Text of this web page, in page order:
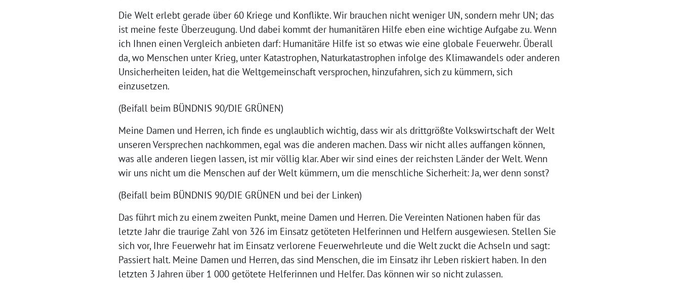
Die Welt erlebt gerade über 60 Kriege und Konflikte. Wir brauchen nicht weniger UN, sondern mehr UN; das
ist meine feste Überzeugung. Und dabei kommt der humanitären Hilfe eben eine wichtige Aufgabe zu. Wenn
ich Ihnen einen Vergleich anbieten darf: Humanitäre Hilfe ist so etwas wie eine globale Feuerwehr. Überall
da, wo Menschen unter Krieg, unter Katastrophen, Naturkatastrophen infolge des Klimawandels oder anderen
Unsicherheiten leiden, hat die Weltgemeinschaft versprochen, hinzufahren, sich zu kümmern, sich
einzusetzen.
(Beifall beim BÜNDNIS 90/DIE GRÜNEN)
Meine Damen und Herren, ich finde es unglaublich wichtig, dass wir als drittgrößte Volkswirtschaft der Welt
unseren Versprechen nachkommen, egal was die anderen machen. Dass wir nicht alles auffangen können,
was alle anderen liegen lassen, ist mir völlig klar. Aber wir sind eines der reichsten Länder der Welt. Wenn
wir uns nicht um die Menschen auf der Welt kümmern, um die menschliche Sicherheit: Ja, wer denn sonst?
(Beifall beim BÜNDNIS 90/DIE GRÜNEN und bei der Linken)
Das führt mich zu einem zweiten Punkt, meine Damen und Herren. Die Vereinten Nationen haben für das
letzte Jahr die traurige Zahl von 326 im Einsatz getöteten Helferinnen und Helfern ausgewiesen. Stellen Sie
sich vor, Ihre Feuerwehr hat im Einsatz verlorene Feuerwehrleute und die Welt zuckt die Achseln und sagt:
Passiert halt. Meine Damen und Herren, das sind Menschen, die im Einsatz ihr Leben riskiert haben. In den
letzten 3 Jahren über 1 000 getötete Helferinnen und Helfer. Das können wir so nicht zulassen.